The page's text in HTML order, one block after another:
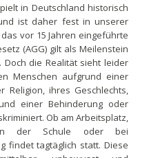
in Deutschland historisch
ist daher fest in unserer
vor 15 Jahren eingeführte
(AGG) gilt als Meilenstein
Doch die Realität sieht leider
Menschen aufgrund einer
Religion, ihres Geschlechts,
einer Behinderung oder
Ob am Arbeitsplatz,
der Schule oder bei
findet tagtäglich statt. Diese